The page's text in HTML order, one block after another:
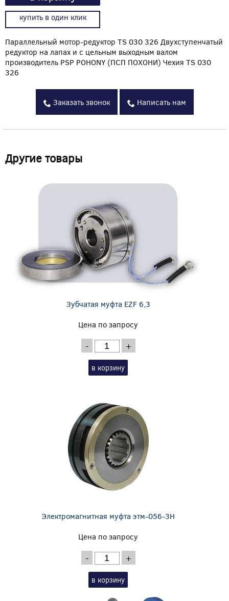
купить в один клик
Параллельный мотор-редуктор TS 030 326 Двухступенчатый
редуктор на лапах и с цельным выходным валом
производитель PSP POHONY (ПСП ПОХОНИ) Чехия TS 030
326
Заказать звонок Написать нам
Другие товары
Зубчатая муфта EZF 6,3
Цена по запросу
- +
в корзину
Электромагнитная муфта этм-056-3Н
Цена по запросу
- +
в корзину